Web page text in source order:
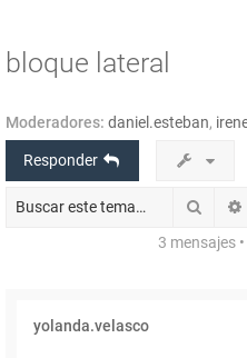
bloque lateral
Moderadores: daniel.esteban,
Responder
Buscar
3 mensajes
yolanda.velasco